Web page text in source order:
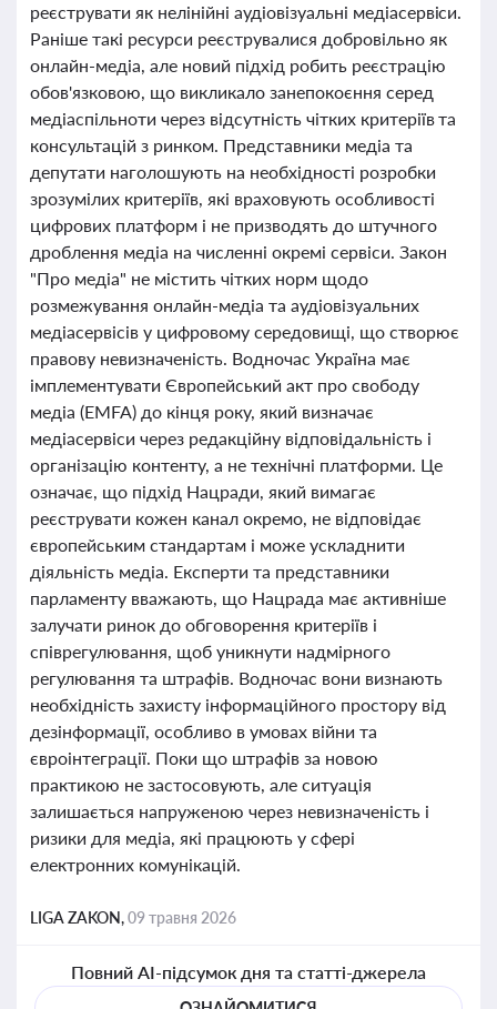
реєструвати як нелінійні аудіовізуальні медіасервіси.
Раніше такі ресурси реєструвалися добровільно як
онлайн-медіа, але новий підхід робить реєстрацію
обов'язковою, що викликало занепокоєння серед
медіаспільноти через відсутність чітких критеріїв та
консультацій з ринком. Представники медіа та
депутати наголошують на необхідності розробки
зрозумілих критеріїв, які враховують особливості
цифрових платформ і не призводять до штучного
дроблення медіа на численні окремі сервіси. Закон
"Про медіа" не містить чітких норм щодо
розмежування онлайн-медіа та аудіовізуальних
медіасервісів у цифровому середовищі, що створює
правову невизначеність. Водночас Україна має
імплементувати Європейський акт про свободу
медіа (EMFA) до кінця року, який визначає
медіасервіси через редакційну відповідальність і
організацію контенту, а не технічні платформи. Це
означає, що підхід Нацради, який вимагає
реєструвати кожен канал окремо, не відповідає
європейським стандартам і може ускладнити
діяльність медіа. Експерти та представники
парламенту вважають, що Нацрада має активніше
залучати ринок до обговорення критеріїв і
співрегулювання, щоб уникнути надмірного
регулювання та штрафів. Водночас вони визнають
необхідність захисту інформаційного простору від
дезінформації, особливо в умовах війни та
євроінтеграції. Поки що штрафів за новою
практикою не застосовують, але ситуація
залишається напруженою через невизначеність і
ризики для медіа, які працюють у сфері
електронних комунікацій.
LIGA ZAKON,09 травня 2026
Повний AI-підсумок дня та статті-джерела